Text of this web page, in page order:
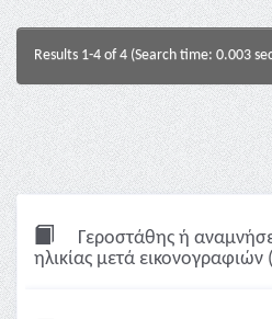
Results 1-4 of 4 (Search time: 0.003
Γεροστάθης ή
ηλικίας μετά εικονογραφιών